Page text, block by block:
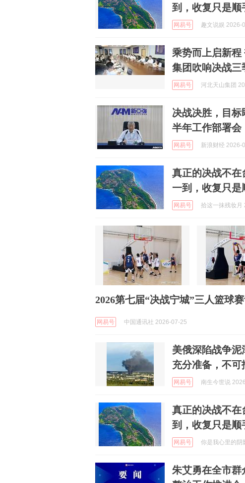
到，收复只是顺
网易号 趣文说娱 2026-
乘势而上启新
集团吹响决战三
网易号 河北天山集团
决战决胜，目标
半年工作部署会
网易号 新浪财经 2026-
真正的决战不在
一到，收复只是
网易号 拾这一抹残妆月
2026第七届“决战宁城”三人篮球
网易号 中国通讯社 2026-07-25
美俄深陷战争泥
充分准备，不可
网易号 南生今世说
真正的决战不在
到，收复只是顺
网易号 你是我心里的阴
朱艾勇在全市群